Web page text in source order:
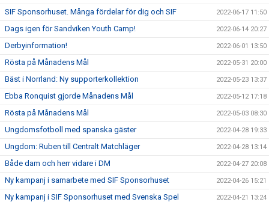
SIF Sponsorhuset. Många fördelar för dig och SIF 2022-06-17 11:50
Dags igen för Sandviken Youth Camp! 2022-06-14 20:27
Derbyinformation! 2022-06-01 13:50
Rösta på Månadens Mål 2022-05-31 20:00
Bäst i Norrland: Ny supporterkollektion 2022-05-23 13:37
Ebba Ronquist gjorde Månadens Mål 2022-05-12 17:18
Rösta på Månadens Mål 2022-05-03 08:30
Ungdomsfotboll med spanska gäster 2022-04-28 19:33
Ungdom: Ruben till Centralt Matchläger 2022-04-28 13:14
Både dam och herr vidare i DM 2022-04-27 20:08
Ny kampanj i samarbete med SIF Sponsorhuset 2022-04-26 15:21
Ny kampanj i SIF Sponsorhuset med Svenska Spel 2022-04-21 13:24